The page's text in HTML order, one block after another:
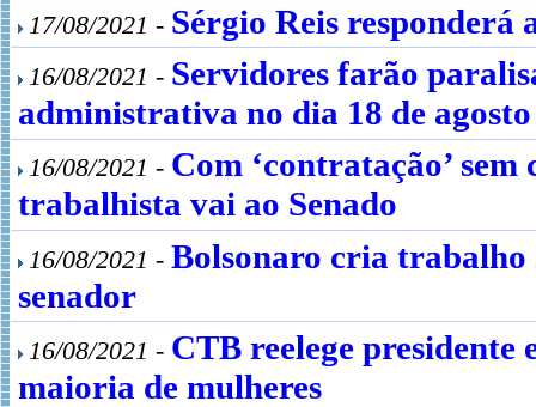
17/08/2021 - Sérgio Reis responderá
16/08/2021 - Servidores farão
administrativa no dia 18 de agosto
16/08/2021 - Com ‘contratação’
trabalhista vai ao Senado
16/08/2021 - Bolsonaro cria trabalho
senador
16/08/2021 - CTB reelege
maioria de mulheres